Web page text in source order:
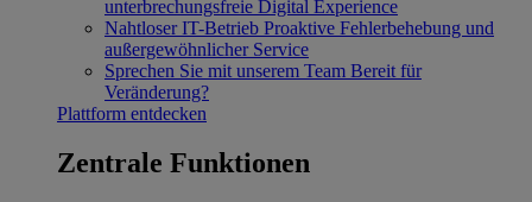
unterbrechungsfreie Digital Experience
Nahtloser IT-Betrieb Proaktive Fehlerbehebung und
außergewöhnlicher Service
Sprechen Sie mit unserem Team Bereit für
Veränderung?
Plattform entdecken
Zentrale Funktionen